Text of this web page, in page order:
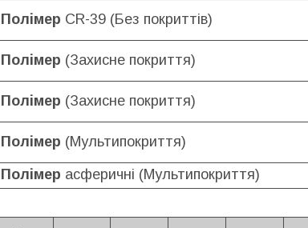
Полімер CR-39 (Без покриттів)
Полімер (Захисне покриття)
Полімер (Захисне покриття)
Полімер (Мультипокриття)
Полімер асферичні (Мультипокриття)